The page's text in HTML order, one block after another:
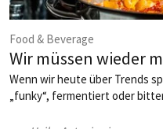
Food & Beverage
Wir müssen wieder
Wenn wir heute über Trends
„funky“, fermentiert oder